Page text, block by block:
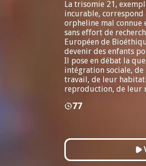
La trisomie 21,
incurable, correspond
orpheline mal connue
sans effort de
Européen de
devenir des enfants
Il pose en débat la
intégration sociale,
travail, de leur
reproduction, de leur
77